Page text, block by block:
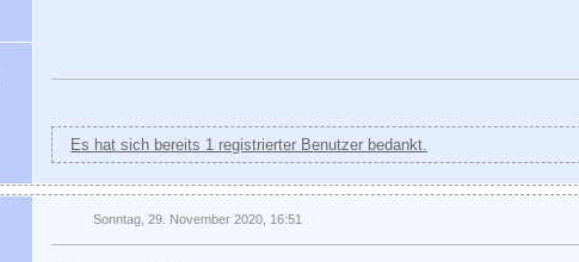
Es hat sich bereits 1 registrierter Benutzer bedankt.
Sonntag, 29. November 2020, 16:51